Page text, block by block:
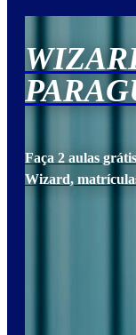
Faça 2 aulas
Wizard,